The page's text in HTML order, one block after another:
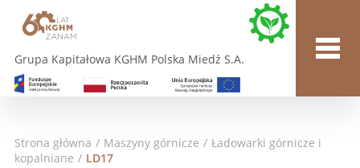
Grupa Kapitałowa KGHM Polska Miedź S.A.
Strona główna / Maszyny górnicze / Ładowarki górnicze i
kopalniane / LD17